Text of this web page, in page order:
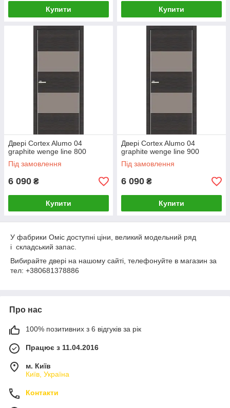
Купити Купити
Двері Cortex Alumo 04
graphite wenge line 800
Під замовлення
6 090 ₴
Купити
Двері Cortex Alumo 04
graphite wenge line 900
Під замовлення
6 090 ₴
Купити
У фабрики Оміс доступні ціни, великий модельний ряд
і складський запас.
Вибирайте двері на нашому сайті, телефонуйте в магазин за
тел: +380681378886
Про нас
100% позитивних з 6 відгуків за рік
Працює з 11.04.2016
м. Київ
Київ, Україна
Контакти